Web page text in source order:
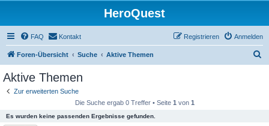
HeroQuest
FAQ Kontakt Anmelden
Registrieren
Foren-Übersicht Suche Aktive Themen
Aktive Themen
Zur erweiterten Suche
Die Suche ergab 0 Treffer • Seite 1 von 1
Es wurden keine passenden Ergebnisse gefunden.